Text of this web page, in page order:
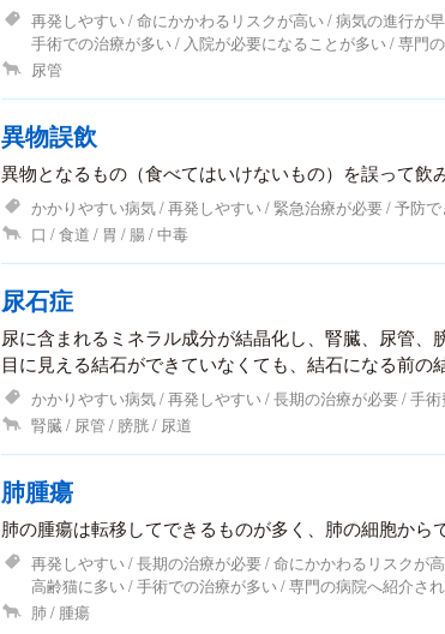
塞」といいます。
再発しやすい 命にかかわるリスクが高い 病気の進行が
手術での治療が多い
入院が必要になることが多い 専門
尿管
異物誤飲
異物となるもの（食べてはいけないもの）を誤って飲
かかりやすい病気 再発しやすい 緊急治療が必要 予防で
口
食道 胃 腸 中毒
尿石症
尿に含まれるミネラル成分が結晶化し、腎臓、尿管、
目に見える結石ができていなくても、結石になる前の
かかりやすい病気 再発しやすい 長期の治療が必要 手
腎臓
尿管 膀胱 尿道
肺腫瘍
肺の腫瘍は転移してできるものが多く、肺の細胞から
再発しやすい 長期の治療が必要 命にかかわるリスクが
高齢猫に多い 手術での治療が多い 専門の病院へ紹介さ
肺
腫瘍